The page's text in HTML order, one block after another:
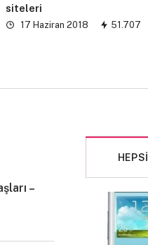
siteleri
17 Haziran 2018 51.707
–
HEPSI